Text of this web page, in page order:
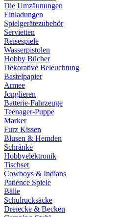
Die Umzäunungen
Einladungen
Spielgerätezubehör
Servietten
Reisespiele
Wasserpistolen
Hobby Bücher
Dekorative Beleuchtung
Bastelpapier
Armee
Jonglieren
Batterie-Fahrzeuge
Teenager-Puppe
Marker
Furz Kissen
Blusen & Hemden
Schränke
Hobbyelektronik
Tischset
Cowboys & Indians
Patience Spiele
Bälle
Schulrucksäcke
Dreiecke & Becken